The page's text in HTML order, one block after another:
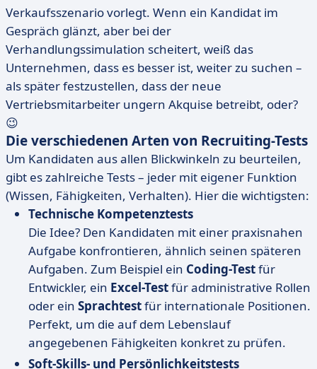
Verkaufsszenario vorlegt. Wenn ein Kandidat im
Gespräch glänzt, aber bei der
Verhandlungssimulation scheitert, weiß das
Unternehmen, dass es besser ist, weiter zu suchen –
als später festzustellen, dass der neue
Vertriebsmitarbeiter ungern Akquise betreibt, oder?
😉
Die verschiedenen Arten von Recruiting-Tests
Um Kandidaten aus allen Blickwinkeln zu beurteilen,
gibt es zahlreiche Tests – jeder mit eigener Funktion
(Wissen, Fähigkeiten, Verhalten). Hier die wichtigsten:
Technische Kompetenztests
Die Idee? Den Kandidaten mit einer praxisnahen
Aufgabe konfrontieren, ähnlich seinen späteren
Aufgaben. Zum Beispiel ein Coding-Testfür
Entwickler, ein Excel-Testfür administrative Rollen
oder ein Sprachtestfür internationale Positionen.
Perfekt, um die auf dem Lebenslauf
angegebenen Fähigkeiten konkret zu prüfen.
Soft-Skills- und Persönlichkeitstests